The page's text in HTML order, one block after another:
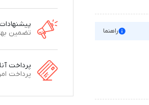
راهنما
تضمین
پرداخت
پرداخت